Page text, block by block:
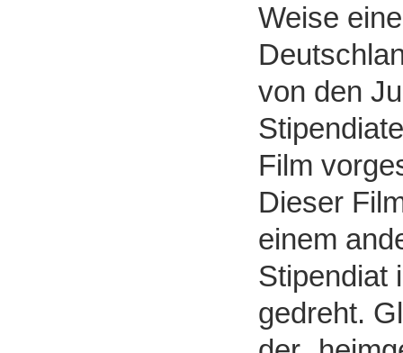
Weise
von den
Film
Dieser
einem
Stipendiat
gedreht.